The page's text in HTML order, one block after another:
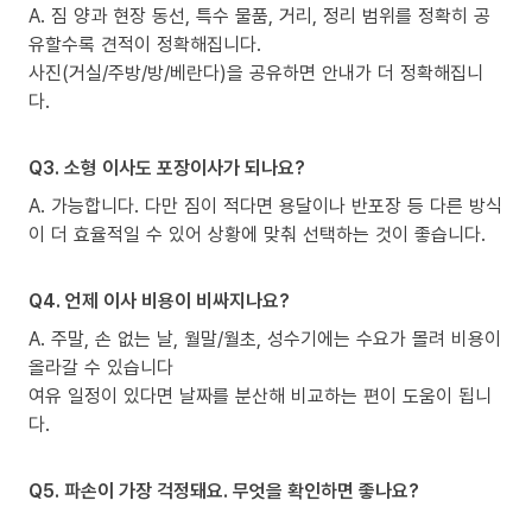
A. 짐 양과 현장 동선, 특수 물품, 거리, 정리 범위를 정확히 공
유할수록 견적이 정확해집니다.
사진(거실/주방/방/베란다)을 공유하면 안내가 더 정확해집니
다.
Q3. 소형 이사도 포장이사가 되나요?
A. 가능합니다. 다만 짐이 적다면 용달이나 반포장 등 다른 방식
이 더 효율적일 수 있어 상황에 맞춰 선택하는 것이 좋습니다.
Q4. 언제 이사 비용이 비싸지나요?
A. 주말, 손 없는 날, 월말/월초, 성수기에는 수요가 몰려 비용이
올라갈 수 있습니다
여유 일정이 있다면 날짜를 분산해 비교하는 편이 도움이 됩니
다.
Q5. 파손이 가장 걱정돼요. 무엇을 확인하면 좋나요?